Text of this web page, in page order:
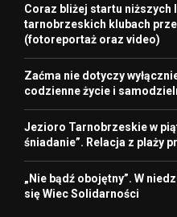
Coraz bliżej startu niższych
tarnobrzeskich klubach
(fotoreportaż oraz video)
Zaćma nie dotyczy
codzienne życie i
Jezioro Tarnobrzeskie w
śniadanie”. Relacja z plaży
„Nie bądź obojętny”. W
się Wiec Solidarności